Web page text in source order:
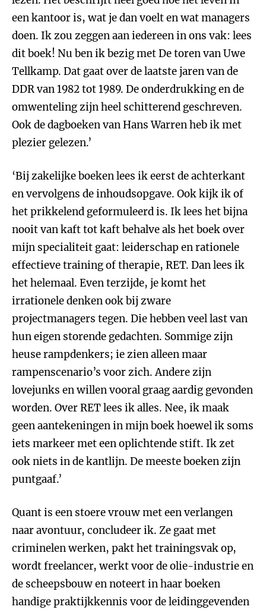
een kantoor is, wat je dan voelt en wat managers
doen. Ik zou zeggen aan iedereen in ons vak: lees
dit boek! Nu ben ik bezig met De toren van Uwe
Tellkamp. Dat gaat over de laatste jaren van de
DDR van 1982 tot 1989. De onderdrukking en de
omwenteling zijn heel schitterend geschreven.
Ook de dagboeken van Hans Warren heb ik met
plezier gelezen.’
‘Bij zakelijke boeken lees ik eerst de achterkant
en vervolgens de inhoudsopgave. Ook kijk ik of
het prikkelend geformuleerd is. Ik lees het bijna
nooit van kaft tot kaft behalve als het boek over
mijn specialiteit gaat: leiderschap en rationele
effectieve training of therapie, RET. Dan lees ik
het helemaal. Even terzijde, je komt het
irrationele denken ook bij zware
projectmanagers tegen. Die hebben veel last van
hun eigen storende gedachten. Sommige zijn
heuse rampdenkers; ie zien alleen maar
rampenscenario’s voor zich. Andere zijn
lovejunks en willen vooral graag aardig gevonden
worden. Over RET lees ik alles. Nee, ik maak
geen aantekeningen in mijn boek hoewel ik soms
iets markeer met een oplichtende stift. Ik zet
ook niets in de kantlijn. De meeste boeken zijn
puntgaaf.’
Quant is een stoere vrouw met een verlangen
naar avontuur, concludeer ik. Ze gaat met
criminelen werken, pakt het trainingsvak op,
wordt freelancer, werkt voor de olie-industrie en
de scheepsbouw en noteert in haar boeken
handige praktijkkennis voor de leidinggevenden